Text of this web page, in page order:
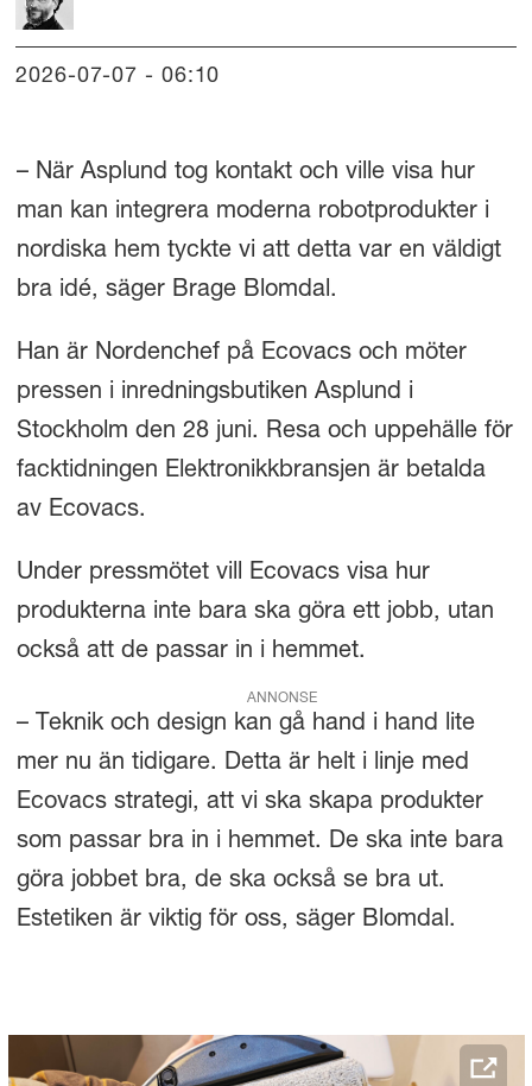
2026-07-07 - 06:10
– När Asplund tog kontakt och ville visa hur
man kan integrera moderna robotprodukter i
nordiska hem tyckte vi att detta var en väldigt
bra idé, säger Brage Blomdal.
Han är Nordenchef på Ecovacs och möter
pressen i inredningsbutiken Asplund i
Stockholm den 28 juni. Resa och uppehälle för
facktidningen Elektronikkbransjen är betalda
av Ecovacs.
Under pressmötet vill Ecovacs visa hur
produkterna inte bara ska göra ett jobb, utan
också att de passar in i hemmet.
ANNONSE
– Teknik och design kan gå hand i hand lite
mer nu än tidigare. Detta är helt i linje med
Ecovacs strategi, att vi ska skapa produkter
som passar bra in i hemmet. De ska inte bara
göra jobbet bra, de ska också se bra ut.
Estetiken är viktig för oss, säger Blomdal.